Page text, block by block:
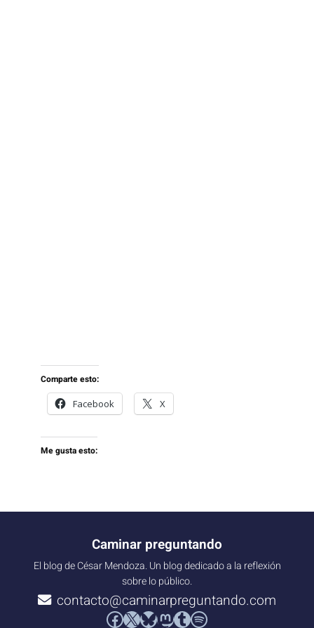
Comparte esto:
Facebook
X
Me gusta esto:
Caminar preguntando
El blog de César Mendoza. Un blog dedicado a la reflexión
sobre lo público.
contacto@caminarpreguntando.com
Facebook X Bluesky Mastodon Tumblr Spotify